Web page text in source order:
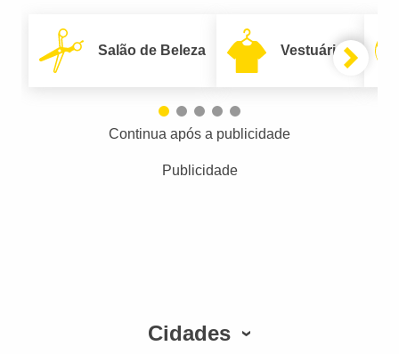
Salão de Beleza Vestuário
Continua após a publicidade
Publicidade
Cidades